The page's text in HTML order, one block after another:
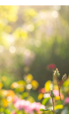
deplasare
cerințelor
cu prize
la